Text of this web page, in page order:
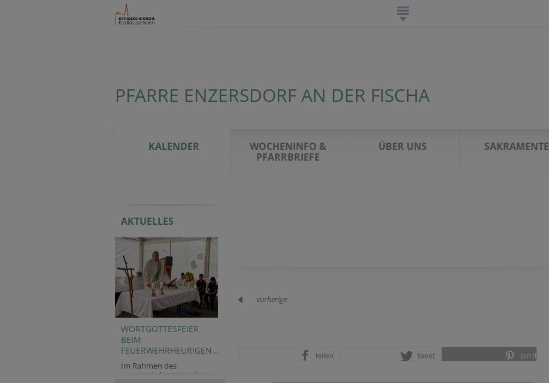
PFARRE ENZERSDORF AN DER FISCHA
KALENDER
WOCHENINFO &
PFARRBRIEFE
ÜBER UNS SAKRAMENTE
AKTUELLES
WORTGOTTESFEIER
BEIM
FEUERWEHRHEURIGEN...
Im Rahmen des
Feuerwehrheurigen der...
vorherige
teilen tweet pin it